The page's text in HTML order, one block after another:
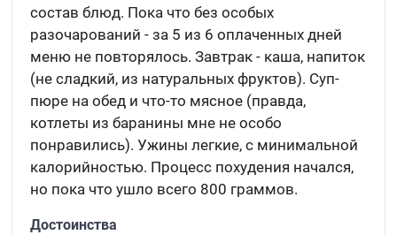
состав блюд. Пока что без особых
разочарований - за 5 из 6 оплаченных дней
меню не повторялось. Завтрак - каша, напиток
(не сладкий, из натуральных фруктов). Суп-
пюре на обед и что-то мясное (правда,
котлеты из баранины мне не особо
понравились). Ужины легкие, с минимальной
калорийностью. Процесс похудения начался,
но пока что ушло всего 800 граммов.
Достоинства